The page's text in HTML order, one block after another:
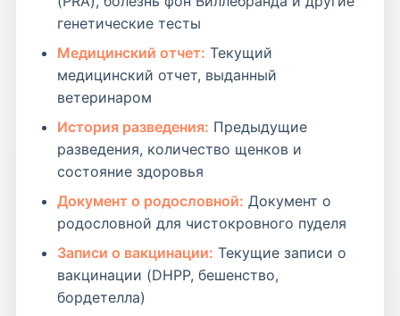
генетические тесты
Медицинский отчет: Текущий
медицинский отчет, выданный
ветеринаром
История разведения: Предыдущие
разведения, количество щенков и
состояние здоровья
Документ о родословной: Документ о
родословной для чистокровного пуделя
Записи о вакцинации: Текущие записи о
вакцинации (DHPP, бешенство,
бордетелла)